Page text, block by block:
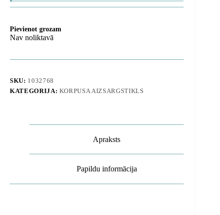
Pievienot grozam
Nav noliktavā
SKU: 1032768
KATEGORIJA: KORPUSA AIZSARGSTIKLS
Apraksts
Papildu informācija